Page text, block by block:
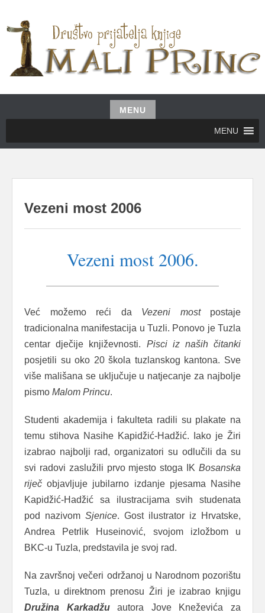
content
MALI PRINC
MENU
to
MENU
Vezeni most 2006
Vezeni most 2006.
Već možemo reći da Vezeni mostpostaje
tradicionalna manifestacija u Tuzli. Ponovo je Tuzla
centar dječije književnosti. Pisci iz naših čitanki
posjetili su oko 20 škola tuzlanskog kantona. Sve
više mališana se uključuje u natjecanje za najbolje
pismo Malom Princu.
Studenti akademija i fakulteta radili su plakate na
temu stihova Nasihe Kapidžić-Hadžić. Iako je Žiri
izabrao najbolji rad, organizatori su odlučili da su
svi radovi zaslužili prvo mjesto stoga IK Bosanska
riječ objavljuje jubilarno izdanje pjesama Nasihe
Kapidžić-Hadžić sa ilustracijama svih studenata
pod nazivom Sjenice. Gost ilustrator iz Hrvatske,
Andrea Petrlik Huseinović, svojom izložbom u
BKC-u Tuzla, predstavila je svoj rad.
Na završnoj večeri održanoj u Narodnom pozorištu
Tuzla, u direktnom prenosu Žiri je izabrao knjigu
Družina
Karkadžuautora Jove Kneževića za